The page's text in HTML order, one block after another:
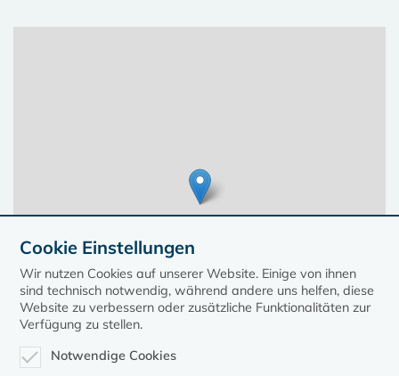
Cookie Einstellungen
Wir nutzen Cookies auf unserer Website. Einige von ihnen
sind technisch notwendig, während andere uns helfen, diese
Website zu verbessern oder zusätzliche Funktionalitäten zur
Verfügung zu stellen.
Notwendige Cookies